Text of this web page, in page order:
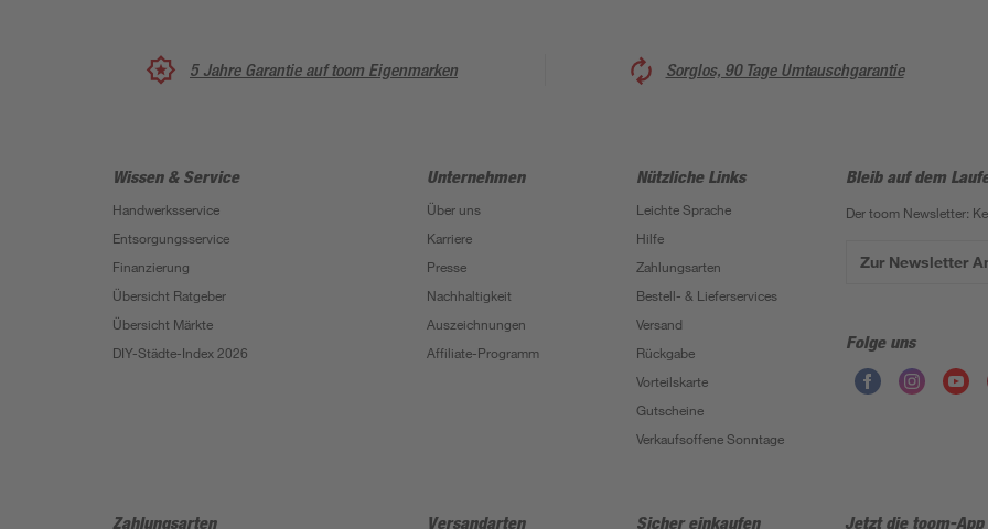
5 Jahre Garantie auf toom Eigenmarken Sorglos, 90 Tage Umtauschgarantie
Wissen & Service
Handwerksservice
Entsorgungsservice
Finanzierung
Übersicht Ratgeber
Übersicht Märkte
DIY-Städte-Index 2026
Unternehmen
Über uns
Karriere
Presse
Nachhaltigkeit
Auszeichnungen
Affiliate-Programm
Nützliche Links
Leichte Sprache
Hilfe
Zahlungsarten
Bestell- & Lieferservices
Versand
Rückgabe
Vorteilskarte
Gutscheine
Verkaufsoffene Sonntage
Bleib auf dem
Der toom Newsletter:
Zur Newsletter
Folge uns
Zahlungsarten Versandarten Sicher einkaufen Jetzt die toom-